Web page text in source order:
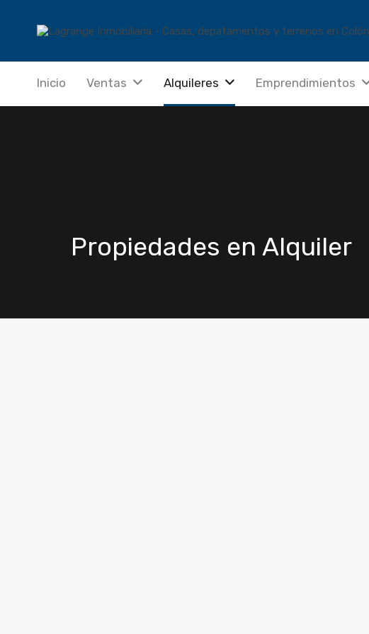
Inicio Ventas Alquileres Emprendimientos
Propiedades en Alquiler